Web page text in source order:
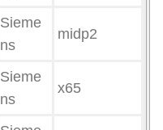
Sieme
ns
midp2
Sieme
ns
x65